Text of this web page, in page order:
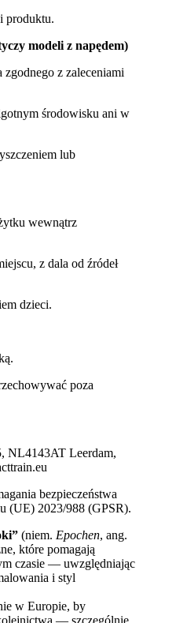
produktu.
modeli z napędem)
z zaleceniami
środowisku ani w
lub
wewnątrz
z dala od źródeł
dzieci.
poza
NL4143AT Leerdam,
bezpieczeństwa
(UE) 2023/988 (GPSR).
(niem. Epochen, ang.
które pomagają
czasie — uwzględniając
i styl
w Europie, by